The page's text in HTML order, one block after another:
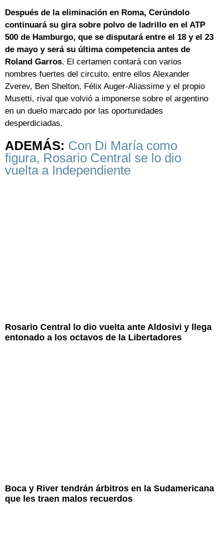
Después de la eliminación en Roma, Cerúndolo
continuará su gira sobre polvo de ladrillo en el ATP
500 de Hamburgo, que se disputará entre el 18 y el 23
de mayo y será su última competencia antes de
Roland Garros. El certamen contará con varios
nombres fuertes del circuito, entre ellos Alexander
Zverev, Ben Shelton, Félix Auger-Aliassime y el propio
Musetti, rival que volvió a imponerse sobre el argentino
en un duelo marcado por las oportunidades
desperdiciadas.
ADEMÁS: Con Di María como
figura, Rosario Central se lo dio
vuelta a Independiente
Rosario Central lo dio vuelta ante Aldosivi y llega
entonado a los octavos de la Libertadores
Boca y River tendrán árbitros en la Sudamericana
que les traen malos recuerdos